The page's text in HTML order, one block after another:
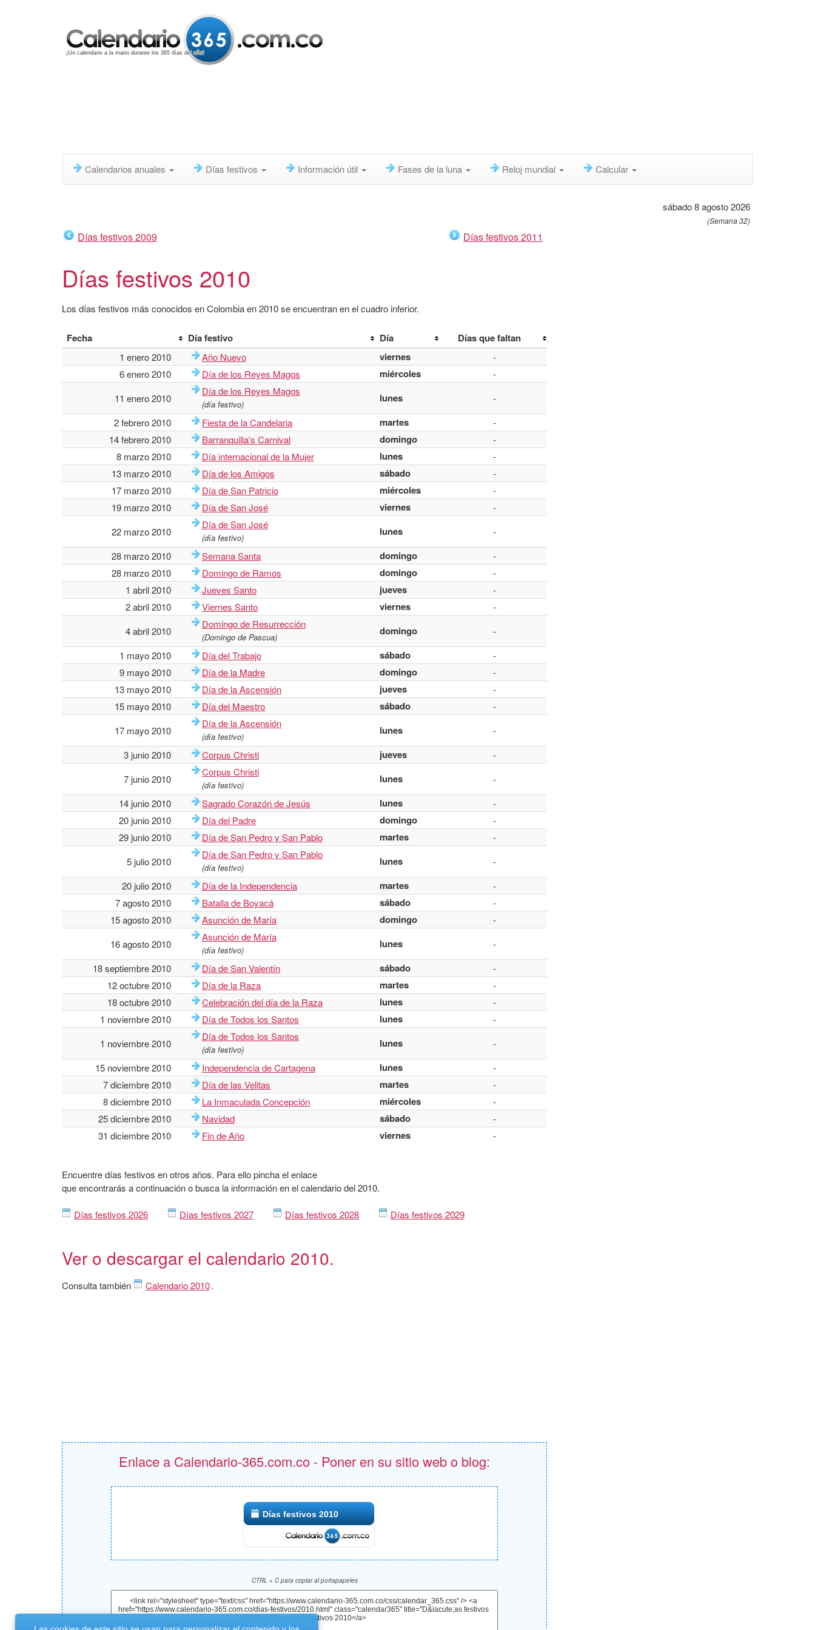
¡Un calendario a la mano durante los 365 días del año!
Calendarios anuales Días festivos Información útil Fases de la luna Reloj mundial Calcular
sábado 8 agosto 2026
(Semana 32)
Días festivos 2009 Días festivos 2011
Días festivos 2010
Los días festivos más conocidos en Colombia en 2010 se encuentran en el cuadro inferior.
Fecha Día festivo Día Días que faltan
1 enero 2010 Año Nuevo viernes
-
6 enero 2010
Día de los Reyes Magos miércoles
-
11 enero 2010
Día de los Reyes Magos
(día festivo) lunes
-
2 febrero 2010
Fiesta de la Candelaria martes
-
14 febrero 2010
Barranquilla's Carnival domingo
-
8 marzo 2010
Día internacional de la Mujer lunes
-
13 marzo 2010
Día de los Amigos sábado
-
17 marzo 2010
Día de San Patricio miércoles
-
19 marzo 2010
Día de San José viernes
-
22 marzo 2010
Día de San José
(día festivo) lunes
-
28 marzo 2010
Semana Santa domingo
-
28 marzo 2010
Domingo de Ramos domingo
-
1 abril 2010
Jueves Santo jueves
-
2 abril 2010
Viernes Santo viernes
-
4 abril 2010
Domingo de Resurrección
(Domingo de Pascua) domingo
-
1 mayo 2010
Día del Trabajo sábado
-
9 mayo 2010
Día de la Madre domingo
-
13 mayo 2010
Día de la Ascensión jueves
-
15 mayo 2010
Día del Maestro sábado
-
17 mayo 2010
Día de la Ascensión
(día festivo) lunes
-
3 junio 2010
Corpus Christi jueves
-
7 junio 2010
Corpus Christi
(día festivo) lunes
-
14 junio 2010
Sagrado Corazón de Jesús lunes
-
20 junio 2010
Día del Padre domingo
-
29 junio 2010
Día de San Pedro y San Pablo martes
-
5 julio 2010
Día de San Pedro y San Pablo
(día festivo) lunes
-
20 julio 2010
Día de la Independencia martes
-
7 agosto 2010
Batalla de Boyacá sábado
-
15 agosto 2010
Asunción de María domingo
-
16 agosto 2010
Asunción de María
(día festivo) lunes
-
18 septiembre 2010
Día de San Valentín sábado
-
12 octubre 2010
Día de la Raza martes
-
18 octubre 2010
Celebración del día de la Raza lunes
-
1 noviembre 2010
Día de Todos los Santos lunes
-
1 noviembre 2010
Día de Todos los Santos
(día festivo) lunes
-
15 noviembre 2010
Independencia de Cartagena lunes
-
7 diciembre 2010
Día de las Velitas martes
-
8 diciembre 2010
La Inmaculada Concepción miércoles
-
25 diciembre 2010
Navidad sábado
-
31 diciembre 2010
Fin de Año viernes -
Encuentre días festivos en otros años. Para ello pincha el enlace
que encontrarás a continuación o busca la información en el calendario del 2010.
Días festivos 2026 Días festivos 2027 Días festivos 2028 Días festivos 2029
Ver o descargar el calendario 2010.
Consulta también Calendario 2010.
Enlace a Calendario-365.com.co - Poner en su sitio web o blog:
Días festivos 2010
CTRL + C para copiar al portapapeles